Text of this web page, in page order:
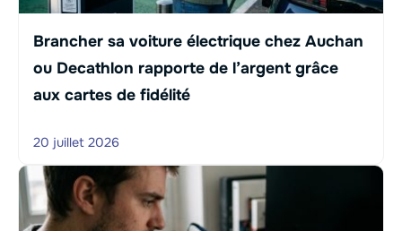
Brancher sa voiture électrique chez Auchan
ou Decathlon rapporte de l’argent grâce
aux cartes de fidélité
20 juillet 2026